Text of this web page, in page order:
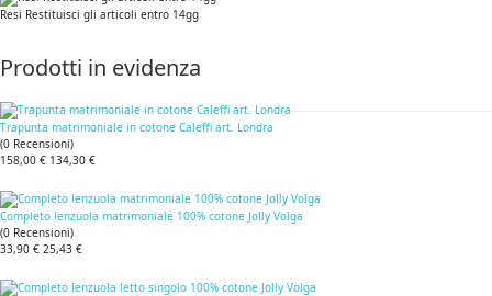
Resi Restituisci gli articoli entro 14gg
Prodotti in evidenza
Trapunta matrimoniale in cotone Caleffi art. Londra
(0 Recensioni)
158,00 € 134,30 €
Completo lenzuola matrimoniale 100% cotone Jolly Volga
(0 Recensioni)
33,90 € 25,43 €